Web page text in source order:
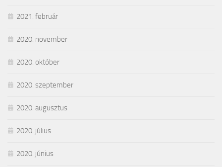
2021. február
2020. november
2020. október
2020. szeptember
2020. augusztus
2020. július
2020. június